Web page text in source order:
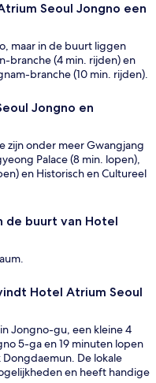
Seoul Jongno een
maar in de buurt liggen
branche (4 min. rijden) en
branche (10 min. rijden).
Jongno en
zijn onder meer Gwangjang
Palace (8 min. lopen),
en Historisch en Cultureel
de buurt van Hotel
Hotel Atrium Seoul
Jongno-gu, een kleine 4
5-ga en 19 minuten lopen
Dongdaemun. De lokale
en heeft handige